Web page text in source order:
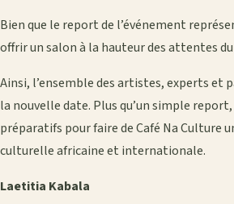
Bien que le report de l’événement
offrir un salon à la hauteur des attentes
Ainsi, l’ensemble des artistes, experts et
la nouvelle date. Plus qu’un simple
préparatifs pour faire de Café Na Culture
culturelle africaine et internationale.
Laetitia Kabala